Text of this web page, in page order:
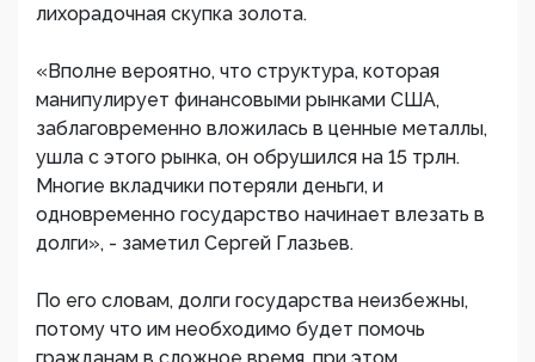
лихорадочная скупка золота.
«Вполне вероятно, что структура, которая
манипулирует финансовыми рынками США,
заблаговременно вложилась в ценные металлы,
ушла с этого рынка, он обрушился на 15 трлн.
Многие вкладчики потеряли деньги, и
одновременно государство начинает влезать в
долги», - заметил Сергей Глазьев.
По его словам, долги государства неизбежны,
потому что им необходимо будет помочь